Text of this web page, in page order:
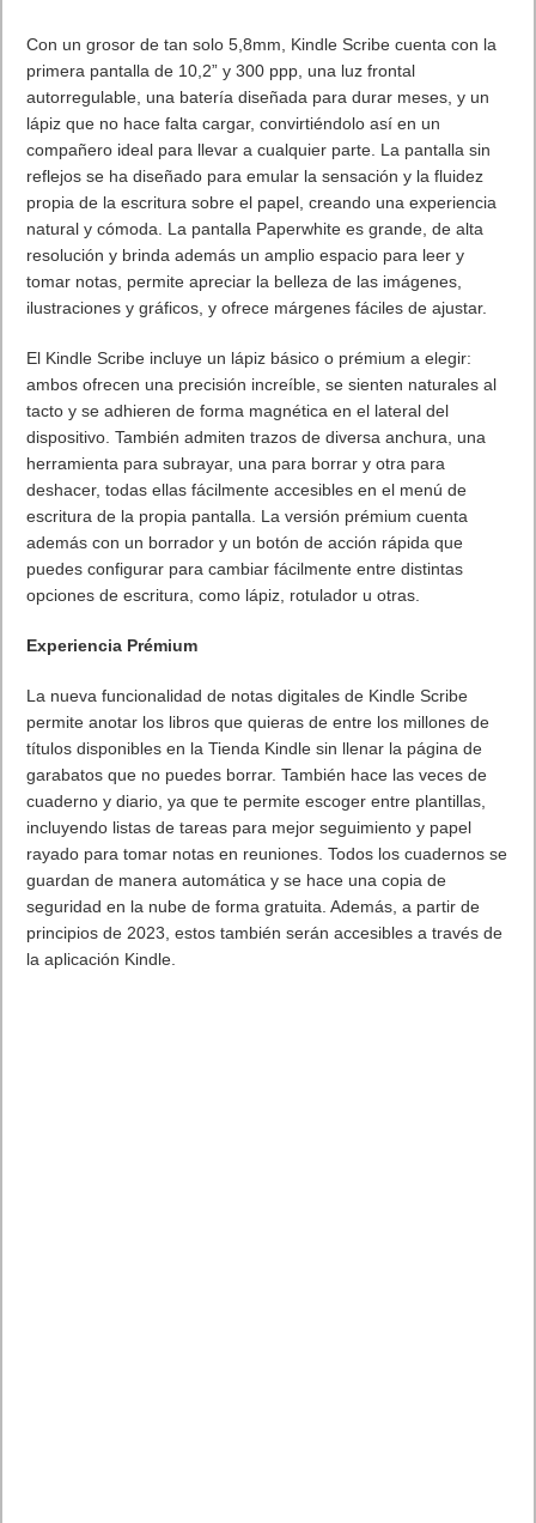
Con un grosor de tan solo 5,8mm, Kindle Scribe cuenta con la
primera pantalla de 10,2” y 300 ppp, una luz frontal
autorregulable, una batería diseñada para durar meses, y un
lápiz que no hace falta cargar, convirtiéndolo así en un
compañero ideal para llevar a cualquier parte. La pantalla sin
reflejos se ha diseñado para emular la sensación y la fluidez
propia de la escritura sobre el papel, creando una experiencia
natural y cómoda. La pantalla Paperwhite es grande, de alta
resolución y brinda además un amplio espacio para leer y
tomar notas, permite apreciar la belleza de las imágenes,
ilustraciones y gráficos, y ofrece márgenes fáciles de ajustar.
El Kindle Scribe incluye un lápiz básico o prémium a elegir:
ambos ofrecen una precisión increíble, se sienten naturales al
tacto y se adhieren de forma magnética en el lateral del
dispositivo. También admiten trazos de diversa anchura, una
herramienta para subrayar, una para borrar y otra para
deshacer, todas ellas fácilmente accesibles en el menú de
escritura de la propia pantalla. La versión prémium cuenta
además con un borrador y un botón de acción rápida que
puedes configurar para cambiar fácilmente entre distintas
opciones de escritura, como lápiz, rotulador u otras.
Experiencia Prémium
La nueva funcionalidad de notas digitales de Kindle Scribe
permite anotar los libros que quieras de entre los millones de
títulos disponibles en la Tienda Kindle sin llenar la página de
garabatos que no puedes borrar. También hace las veces de
cuaderno y diario, ya que te permite escoger entre plantillas,
incluyendo listas de tareas para mejor seguimiento y papel
rayado para tomar notas en reuniones. Todos los cuadernos se
guardan de manera automática y se hace una copia de
seguridad en la nube de forma gratuita. Además, a partir de
principios de 2023, estos también serán accesibles a través de
la aplicación Kindle.